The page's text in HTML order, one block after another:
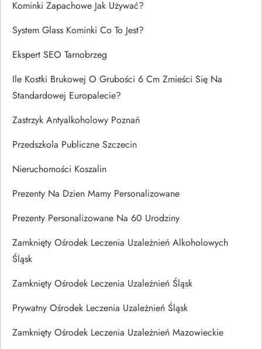
Kominki Zapachowe Jak Używać?
System Glass Kominki Co To Jest?
Ekspert SEO Tarnobrzeg
Ile Kostki Brukowej O Grubości 6 Cm Zmieści Się Na
Standardowej Europalecie?
Zastrzyk Antyalkoholowy Poznań
Przedszkola Publiczne Szczecin
Nieruchomości Koszalin
Prezenty Na Dzien Mamy Personalizowane
Prezenty Personalizowane Na 60 Urodziny
Zamknięty Ośrodek Leczenia Uzależnień Alkoholowych
Śląsk
Zamknięty Ośrodek Leczenia Uzależnień Śląsk
Prywatny Ośrodek Leczenia Uzależnień Śląsk
Zamknięty Ośrodek Leczenia Uzależnień Mazowieckie